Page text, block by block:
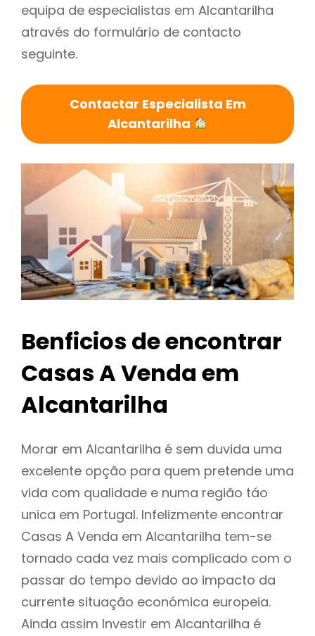
equipa de especialistas em Alcantarilha
através do formulário de contacto
seguinte.
Contactar Especialista Em
Alcantarilha
Benficios de encontrar
Casas A Venda em
Alcantarilha
Morar em Alcantarilha é sem duvida uma
excelente opção para quem pretende uma
vida com qualidade e numa região táo
unica em Portugal. Infelizmente encontrar
Casas A Venda em Alcantarilha tem-se
tornado cada vez mais complicado com o
passar do tempo devido ao impacto da
currente situação económica europeia.
Ainda assim Investir em Alcantarilha é